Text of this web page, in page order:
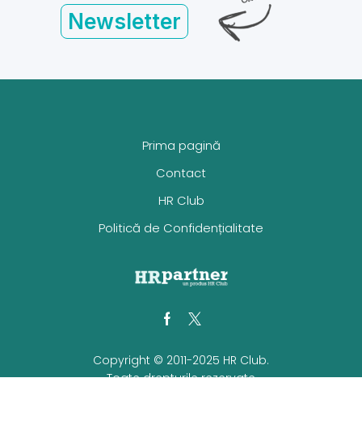
Newsletter
Prima pagină
Contact
HR Club
Politică de Confidențialitate
Facebook
Twitter
Copyright © 2011-2025 HR Club.
Toate drepturile rezervate